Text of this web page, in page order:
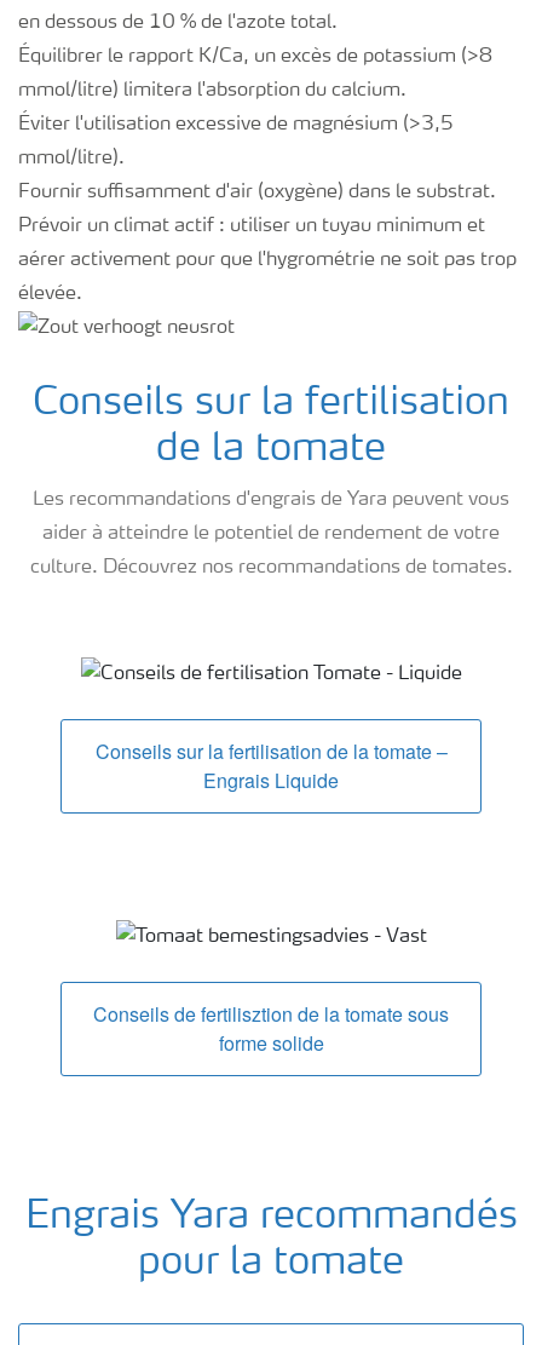
en dessous de 10 % de l'azote total.
Équilibrer le rapport K/Ca, un excès de potassium (>8
mmol/litre) limitera l'absorption du calcium.
Éviter l'utilisation excessive de magnésium (>3,5
mmol/litre).
Fournir suffisamment d'air (oxygène) dans le substrat.
Prévoir un climat actif : utiliser un tuyau minimum et
aérer activement pour que l'hygrométrie ne soit pas trop
élevée.
Conseils sur la fertilisation
de la tomate
Les recommandations d'engrais de Yara peuvent vous
aider à atteindre le potentiel de rendement de votre
culture. Découvrez nos recommandations de tomates.
Conseils sur la fertilisation des tomates
Conseils sur la fertilisation de la tomate –
Engrais Liquide
Conseils de fertilisztion de la tomate sous
forme solide
Engrais Yara recommandés
pour la tomate